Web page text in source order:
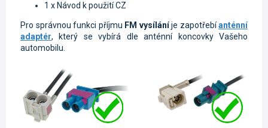
1 x Návod k použití CZ
Pro správnou funkci příjmu FM vysílání je zapotřebí anténní
adaptér, který se vybírá dle anténní koncovky Vašeho
automobilu.